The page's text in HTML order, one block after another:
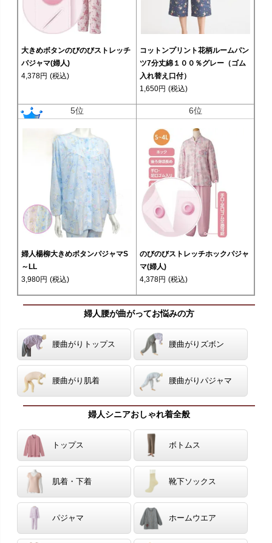
大きめボタンのびのびストレッチ
パジャマ(婦人)
4,378円 (税込)
コットンプリント花柄ルームパン
ツ7分丈綿１００％グレー（ゴム
入れ替え口付）
1,650円 (税込)
5位
婦人楊柳大きめボタンパジャマS
～LL
3,980円 (税込)
6位
のびのびストレッチホックパジャ
マ(婦人)
4,378円 (税込)
婦人腰が曲がってお悩みの方
腰曲がりトップス 腰曲がりズボン
腰曲がり肌着 腰曲がりパジャマ
婦人シニアおしゃれ着全般
トップス ボトムス
肌着・下着 靴下ソックス
パジャマ ホームウエア